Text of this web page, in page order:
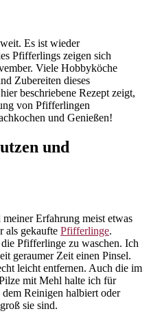
Es ist wieder
Pfifferlings zeigen sich
Viele Hobbyköche
Zubereiten dieses
beschriebene Rezept zeigt,
von Pfifferlingen
und Genießen!
und
Erfahrung meist etwas
als gekaufte Pfifferlinge.
Pfifferlinge zu waschen. Ich
geraumer Zeit einen Pinsel.
leicht entfernen. Auch die im
mit Mehl halte ich für
Reinigen halbiert oder
sie sind.